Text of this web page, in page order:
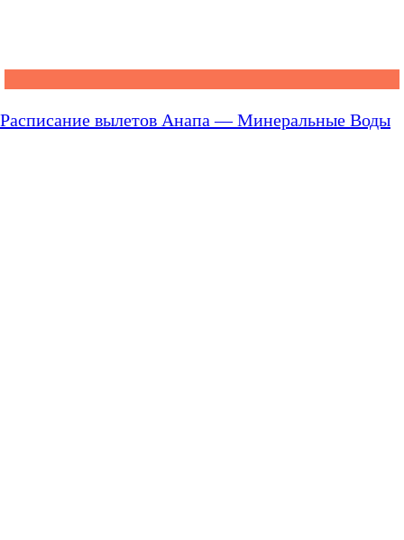
Расписание вылетов Анапа — Минеральные Воды